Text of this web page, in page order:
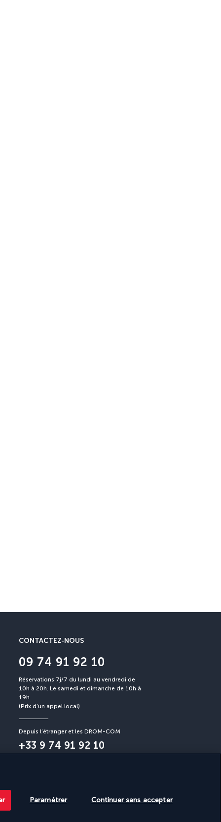
CONTACTEZ-NOUS
09 74 91 92 10
Réservations 7j/7 du lundi au vendredi de
10h à 20h. Le samedi et dimanche de 10h à
19h
(Prix d'un appel local)
Depuis l’étranger et les DROM-COM
+33 9 74 91 92 10
Paramétrer Continuer sans accepter